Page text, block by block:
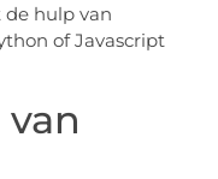
de hulp van
of Javascript